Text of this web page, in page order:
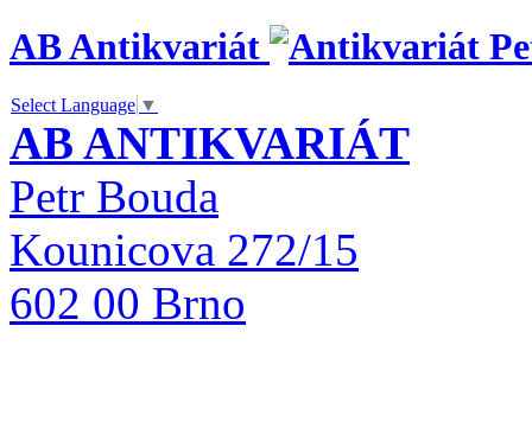
AB Antikvariát
Select Language ▼
AB ANTIKVARIÁT
Petr Bouda
Kounicova 272/15
602 00 Brno